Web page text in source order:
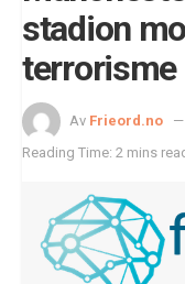
stadion
terrorisme
Av Frieord.no
Reading Time: 2 mins